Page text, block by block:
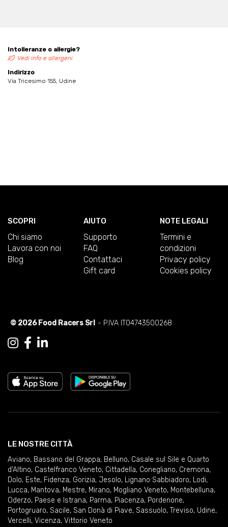
Intolleranze o allergie?
Vedi info e allergeni
Indirizzo
Via Tricesimo 155, Udine
SCOPRI
Chi siamo
Lavora con noi
Blog
AIUTO
Supporto
FAQ
Contattaci
Gift card
NOTE LEGALI
Termini e
condizioni
Privacy policy
Cookies policy
© 2026 Food Racers Srl - P.IVA IT04743500268
LE NOSTRE CITTÀ
Aviano, Bassano del Grappa, Belluno, Casale sul Sile e Quarto
d'Altino, Castelfranco Veneto, Cittadella, Conegliano, Cremona,
Dolo, Este, Fidenza, Gorizia, Jesolo, Lignano Sabbiadoro, Lodi,
Lucca, Mantova, Mestre, Mirano, Mogliano Veneto, Montebelluna,
Oderzo, Paese e Istrana, Parma, Piacenza, Pordenone,
Portogruaro, Sacile, San Donà di Piave, Sassuolo, Treviso, Udine,
Vercelli, Vicenza, Vittorio Veneto